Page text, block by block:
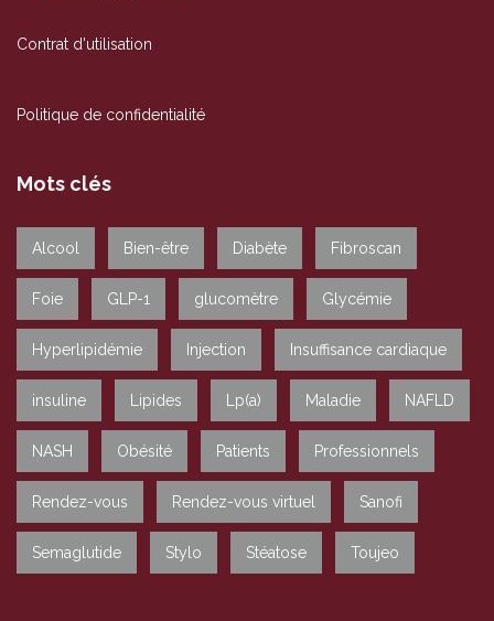
Contrat d'utilisation
Politique de confidentialité
Mots clés
Alcool Bien-être Diabète Fibroscan
Foie GLP-1 glucomètre Glycémie
Hyperlipidémie Injection Insuffisance cardiaque
insuline Lipides Lp(a) Maladie NAFLD
NASH Obésité Patients Professionnels
Rendez-vous Rendez-vous virtuel Sanofi
Semaglutide Stylo Stéatose Toujeo